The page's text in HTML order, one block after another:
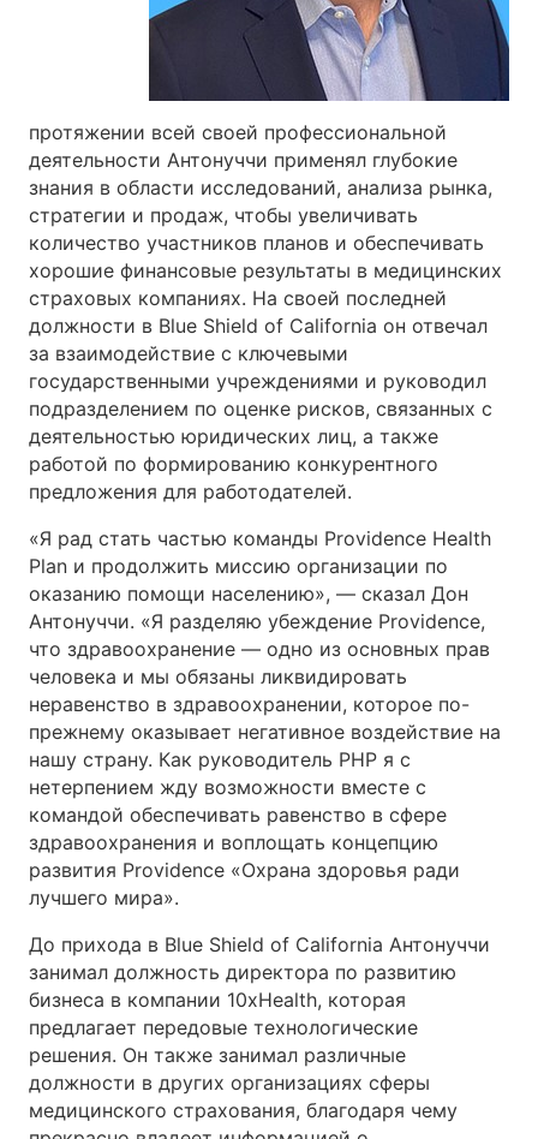
протяжении всей своей профессиональной
деятельности Антонуччи применял глубокие
знания в области исследований, анализа рынка,
стратегии и продаж, чтобы увеличивать
количество участников планов и обеспечивать
хорошие финансовые результаты в медицинских
страховых компаниях. На своей последней
должности в Blue Shield of California он отвечал
за взаимодействие с ключевыми
государственными учреждениями и руководил
подразделением по оценке рисков, связанных с
деятельностью юридических лиц, а также
работой по формированию конкурентного
предложения для работодателей.
«Я рад стать частью команды Providence Health
Plan и продолжить миссию организации по
оказанию помощи населению», — сказал Дон
Антонуччи. «Я разделяю убеждение Providence,
что здравоохранение — одно из основных прав
человека и мы обязаны ликвидировать
неравенство в здравоохранении, которое по-
прежнему оказывает негативное воздействие на
нашу страну. Как руководитель PHP я с
нетерпением жду возможности вместе с
командой обеспечивать равенство в сфере
здравоохранения и воплощать концепцию
развития Providence «Охрана здоровья ради
лучшего мира».
До прихода в Blue Shield of California Антонуччи
занимал должность директора по развитию
бизнеса в компании 10xHealth, которая
предлагает передовые технологические
решения. Он также занимал различные
должности в других организациях сферы
медицинского страхования, благодаря чему